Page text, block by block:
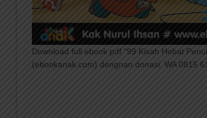
Download full ebook pdf “99 Kisah Hebat
(ebookanak.com) dengnan donasi. WA 0815